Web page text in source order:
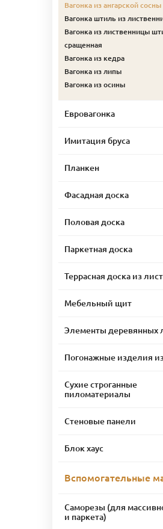
Вагонка из ангарской сосны
Вагонка штиль из
Вагонка из лиственницы
сращенная
Вагонка из кедра
Вагонка из липы
Вагонка из осины
Евровагонка
Имитация бруса
Планкен
Фасадная доска
Половая доска
Паркетная доска
Террасная доска из
Мебельный щит
Элементы деревянных
Погонажные изделия
Сухие строганные
пиломатериалы
Стеновые панели
Блок хаус
Вспомогательные
Саморезы (для
и паркета)